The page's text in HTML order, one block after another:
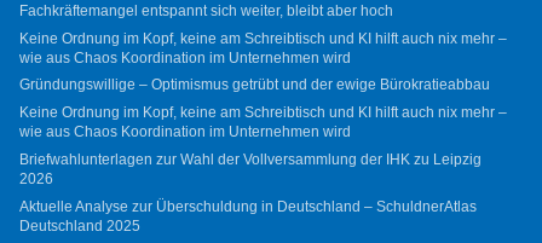
Fachkräftemangel entspannt sich weiter, bleibt aber hoch
Keine Ordnung im Kopf, keine am Schreibtisch und KI hilft auch nix mehr –
wie aus Chaos Koordination im Unternehmen wird
Gründungswillige – Optimismus getrübt und der ewige Bürokratieabbau
Keine Ordnung im Kopf, keine am Schreibtisch und KI hilft auch nix mehr –
wie aus Chaos Koordination im Unternehmen wird
Briefwahlunterlagen zur Wahl der Vollversammlung der IHK zu Leipzig
2026
Aktuelle Analyse zur Überschuldung in Deutschland – SchuldnerAtlas
Deutschland 2025